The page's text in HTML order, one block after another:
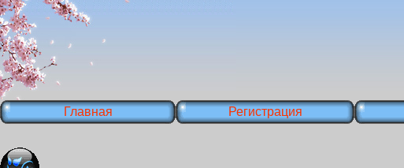
Главная Регистрация